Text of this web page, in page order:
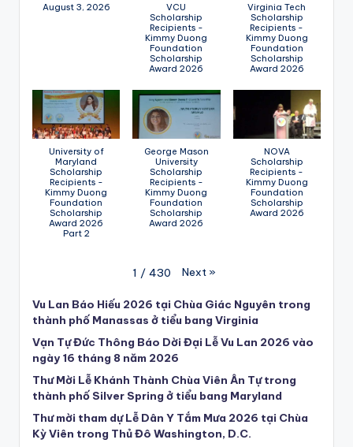
August 3, 2026
VCU
Scholarship
Recipients -
Kimmy Duong
Foundation
Scholarship
Award 2026
Virginia Tech
Scholarship
Recipients -
Kimmy Duong
Foundation
Scholarship
Award 2026
University of
Maryland
Scholarship
Recipients -
Kimmy Duong
Foundation
Scholarship
Award 2026
Part 2
George Mason
University
Scholarship
Recipients -
Kimmy Duong
Foundation
Scholarship
Award 2026
NOVA
Scholarship
Recipients -
Kimmy Duong
Foundation
Scholarship
Award 2026
1 / 430 Next »
Vu Lan Báo Hiếu 2026 tại Chùa Giác Nguyên trong
thành phố Manassas ở tiểu bang Virginia
Vạn Tự Đức Thông Báo Dời Đại Lễ Vu Lan 2026 vào
ngày 16 tháng 8 năm 2026
Thư Mời Lễ Khánh Thành Chùa Viên Ân Tự trong
thành phố Silver Spring ở tiểu bang Maryland
Thư mời tham dự Lễ Dân Y Tắm Mưa 2026 tại Chùa
Kỳ Viên trong Thủ Đô Washington, D.C.